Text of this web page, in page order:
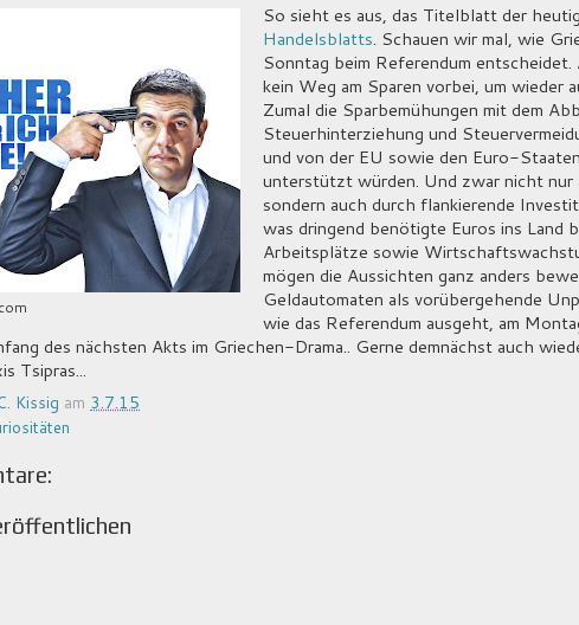
So sieht es aus, das Titelblatt der
Handelsblatts. Schauen wir mal, wie
Sonntag beim Referendum
kein Weg am Sparen vorbei, um wieder
Zumal die Sparbemühungen mit dem
Steuerhinterziehung und
und von der EU sowie den Euro-
unterstützt würden. Und zwar nicht nur
sondern auch durch flankierende
was dringend benötigte Euros ins Land
Arbeitsplätze sowie
mögen die Aussichten ganz anders
Geldautomaten als vorübergehende
wie das Referendum ausgeht, am
des nächsten Akts im Griechen-Drama.. Gerne demnächst auch
Tsipras...
Kissig am 3.7.15